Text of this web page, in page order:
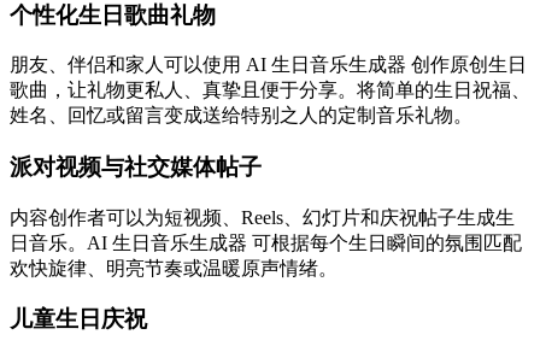
个性化生日歌曲礼物
朋友、伴侣和家人可以使用 AI 生日音乐生成器 创作原创生日
歌曲，让礼物更私人、真挚且便于分享。将简单的生日祝福、
姓名、回忆或留言变成送给特别之人的定制音乐礼物。
派对视频与社交媒体帖子
内容创作者可以为短视频、Reels、幻灯片和庆祝帖子生成生
日音乐。AI 生日音乐生成器 可根据每个生日瞬间的氛围匹配
欢快旋律、明亮节奏或温暖原声情绪。
儿童生日庆祝